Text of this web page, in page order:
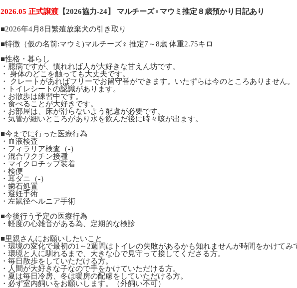
2026.05 正式譲渡 【2026協力-24】 マルチーズ♀マウミ推定８歳預かり日記あり
■2026年4月8日繁殖放棄犬の引き取り
■特徴（仮の名前:マウミ)マルチーズ♀ 推定7～8歳 体重2.75キロ
■性格・暮らし
・臆病ですが、慣れれば人が大好きな甘えん坊です。
・ 身体のどこを触っても大丈夫です。
・ クレートがあればフリーでお留守番ができます。いたずらは今のところありません。
・トイレシートの認識があります。
・お散歩は練習中です。
・食べることが大好きです。
・お部屋は、床が滑らないよう配慮が必要です。
・気管が細いところがあり水を飲んだ後に時々咳が出ます。
■今までに行った医療行為
・血液検査
・フィラリア検査（-）
・混合ワクチン接種
・マイクロチップ装着
・検便
・耳ダニ（-）
・歯石処置
・避妊手術
・左鼠径ヘルニア手術
■今後行う予定の医療行為
・軽度の心雑音がある為、定期的な検診
■里親さんにお願いしたいこと
・環境の変化で最初の1～2週間はトイレの失敗があるかも知れませんが時間をかけてみ
・環境と人に馴れるまで、大きな心で見守って接してくださる方。
・毎日散歩をしていただける方。
・人間が大好きな子なので手をかけていただける方。
・夏は毎日冷房、冬は暖房の配慮をしていただける方。
・必ず室内飼いをお願いします。（外飼い不可）